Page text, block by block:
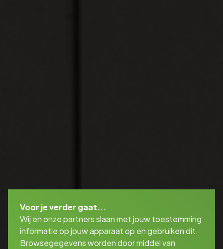
Voor je verder gaat...
Wij en onze partners slaan met jouw toestemming
informatie op jouw apparaat op en gebruiken dit.
Browsegegevens worden door middel van